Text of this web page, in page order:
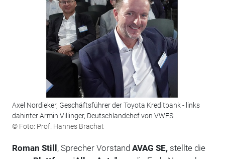
Axel Nordieker, Geschäftsführer der Toyota Kreditbank - links
dahinter Armin Villinger, Deutschlandchef von VWFS
© Foto: Prof. Hannes Brachat
Roman Still, Sprecher Vorstand AVAG SE,stellte die